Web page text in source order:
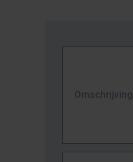
Omschrijving